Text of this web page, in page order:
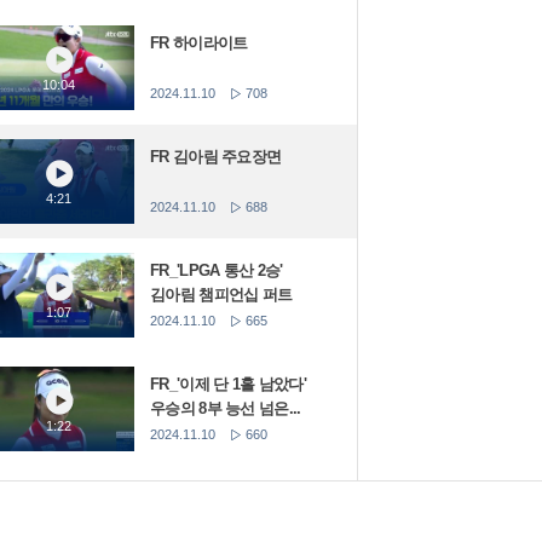
10:04
FR 하이라이트
2024.11.10 708
4:21
FR 김아림 주요장면
2024.11.10 688
1:07
FR_'LPGA 통산 2승'
김아림 챔피언십 퍼트
2024.11.10 665
1:22
FR_'이제 단 1홀 남았다'
우승의 8부 능선 넘은...
2024.11.10 660